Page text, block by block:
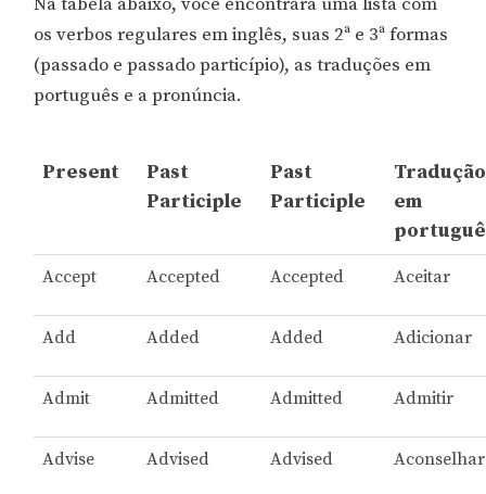
os verbos regulares em inglês, suas 2ª e 3ª formas
(passado e passado particípio), as traduções em
português e a pronúncia.
Present
Past
Participle
Past
Participle
Tradução
em
Accept Accepted Accepted Aceitar
Add Added Added Adicionar
Admit Admitted Admitted Admitir
Advise Advised Advised Aconselhar